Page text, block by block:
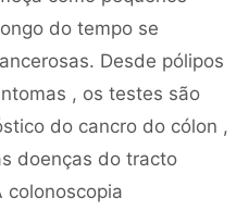
do tempo se
Desde pólipos
, os testes são
do cancro do cólon ,
doenças do tracto
colonoscopia